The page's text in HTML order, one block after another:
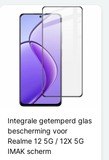
Integrale getemperd glas
bescherming voor
Realme 12 5G / 12X 5G
IMAK scherm